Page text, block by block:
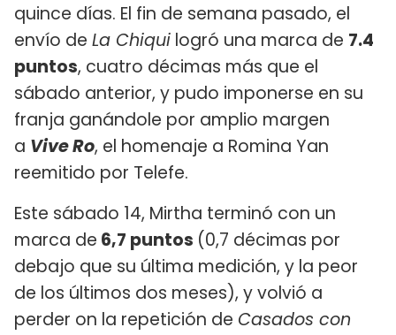
quince días. El fin de semana pasado, el
envío de La Chiqui logró una marca de 7.4
puntos, cuatro décimas más que el
sábado anterior, y pudo imponerse en su
franja ganándole por amplio margen
a Vive Ro, el homenaje a Romina Yan
reemitido por Telefe.
Este sábado 14, Mirtha terminó con un
marca de 6,7 puntos (0,7 décimas por
debajo que su última medición, y la peor
de los últimos dos meses), y volvió a
perder on la repetición de Casados con